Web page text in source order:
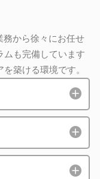
務から徐々にお任せ
ムも完備しています
築ける環境です。